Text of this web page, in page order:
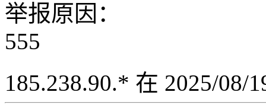
举报原因：
555
185.238.90.* 在 2025/08/